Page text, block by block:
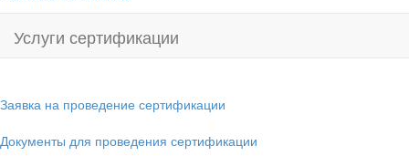
Услуги сертификации
Заявка на проведение сертификации
Документы для проведения сертификации